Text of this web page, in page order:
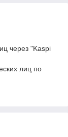
через "Kaspi
лиц по